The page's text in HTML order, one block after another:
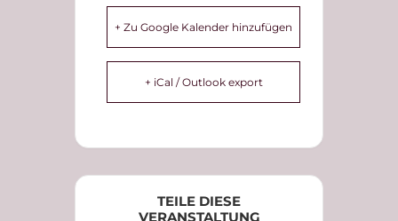
+ Zu Google Kalender hinzufügen
+ iCal / Outlook export
TEILE DIESE
VERANSTALTUNG